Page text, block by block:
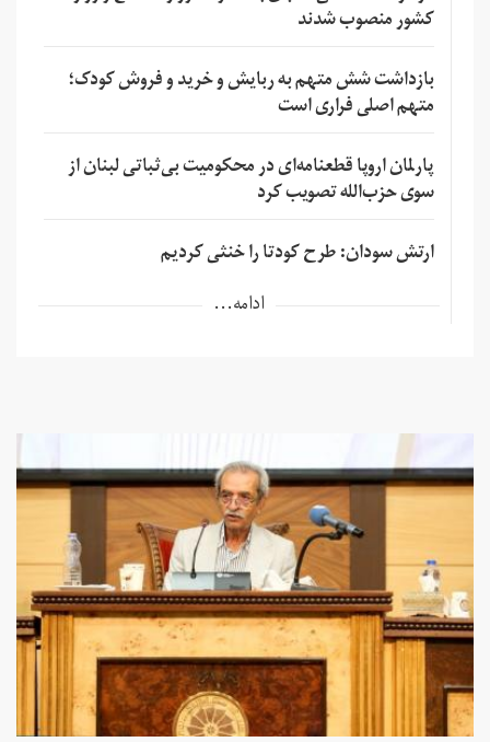
کشور منصوب شدند
بازداشت شش متهم به ربایش و خرید و فروش کودک؛
متهم اصلی فراری است
پارلمان اروپا قطعنامه‌ای در محکومیت بی‌ثباتی لبنان از
سوی حزب‌الله تصویب کرد
ارتش سودان: طرح کودتا را خنثی کردیم
ادامه...